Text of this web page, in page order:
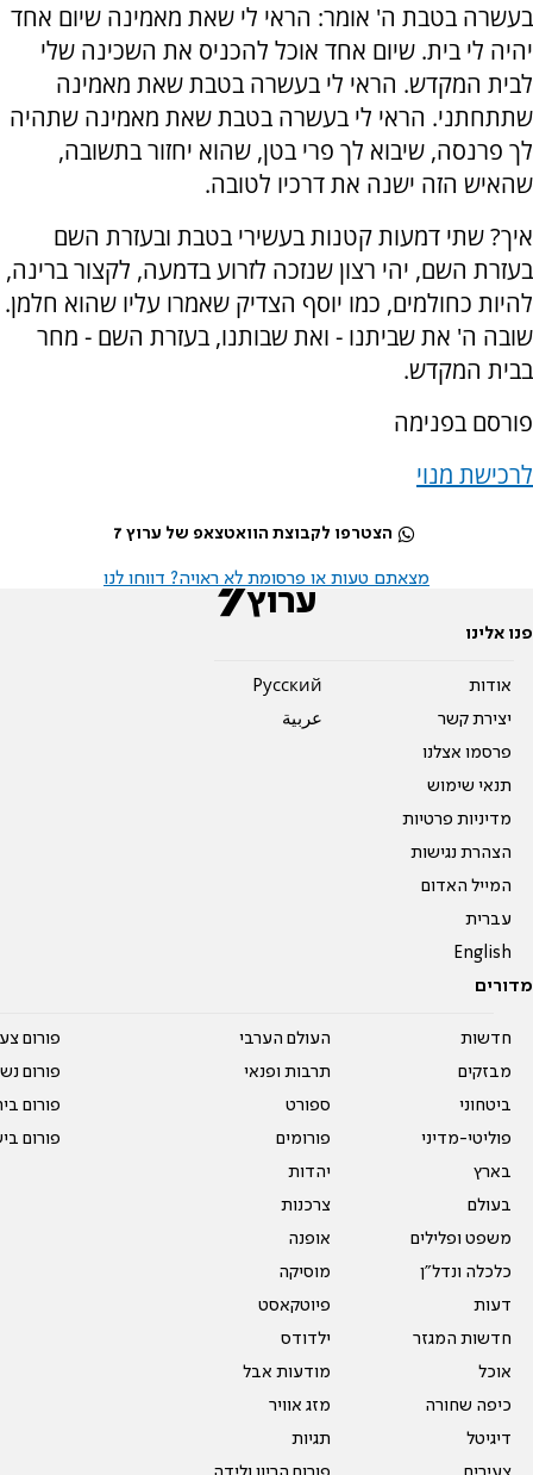
בעשרה בטבת ה' אומר: הראי לי שאת מאמינה שיום אחד
יהיה לי בית. שיום אחד אוכל להכניס את השכינה שלי
לבית המקדש. הראי לי בעשרה בטבת שאת מאמינה
שתתחתני. הראי לי בעשרה בטבת שאת מאמינה שתהיה
לך פרנסה, שיבוא לך פרי בטן, שהוא יחזור בתשובה,
שהאיש הזה ישנה את דרכיו לטובה.
איך? שתי דמעות קטנות בעשירי בטבת ובעזרת השם
בעזרת השם, יהי רצון שנזכה לזרוע בדמעה, לקצור ברינה,
להיות כחולמים, כמו יוסף הצדיק שאמרו עליו שהוא חלמן.
שובה ה' את שביתנו - ואת שבותנו, בעזרת השם - מחר
בבית המקדש.
פורסם בפנימה
לרכישת מנוי
הצטרפו לקבוצת הוואטצאפ של ערוץ 7
מצאתם טעות או פרסומת לא ראויה? דווחו לנו
פנו אלינו
אודות
יצירת קשר
פרסמו אצלנו
תנאי שימוש
מדיניות פרטיות
הצהרת נגישות
המייל האדום
עברית
English
Pусский
عربية
מדורים
חדשות
מבזקים
ביטחוני
פוליטי-מדיני
בארץ
בעולם
משפט ופלילים
כלכלה ונדל"ן
דעות
חדשות המגזר
אוכל
כיפה שחורה
דיגיטל
העולם הערבי
תרבות ופנאי
ספורט
פורומים
יהדות
צרכנות
אופנה
מוסיקה
פיוטקאסט
ילדודס
מודעות אבל
מזג אוויר
תגיות
פורום
פורום
פורום
פורום